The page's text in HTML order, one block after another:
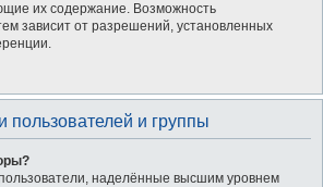
их содержание. Возможность
зависит от разрешений, установленных
пользователей и группы
наделённые высшим уровнем